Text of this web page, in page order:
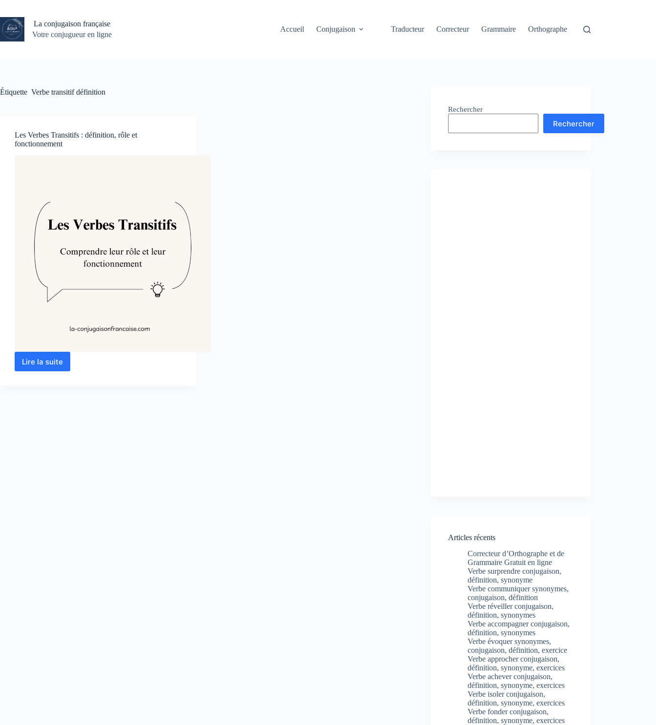
contenu
La conjugaison française
Votre conjugueur en ligne
Accueil Conjugaison Traducteur Correcteur Grammaire Orthographe
Étiquette Verbe transitif définition
Les Verbes Transitifs : définition, rôle et
fonctionnement
Lire la suite
Les
Rechercher
Rechercher
Articles récents
Correcteur d’Orthographe et de
Grammaire Gratuit en ligne
Verbe surprendre conjugaison,
définition, synonyme
Verbe communiquer synonymes,
conjugaison, définition
Verbe réveiller conjugaison,
définition, synonymes
Verbe accompagner conjugaison,
définition, synonymes
Verbe évoquer synonymes,
conjugaison, définition, exercice
Verbe approcher conjugaison,
définition, synonyme, exercices
Verbe achever conjugaison,
définition, synonyme, exercices
Verbe isoler conjugaison,
définition, synonyme, exercices
Verbe fonder conjugaison,
définition, synonyme, exercices